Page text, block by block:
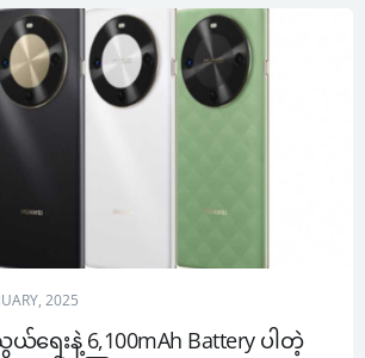
2025
းနဲ့ 6,100mAh Battery ပါတဲ့